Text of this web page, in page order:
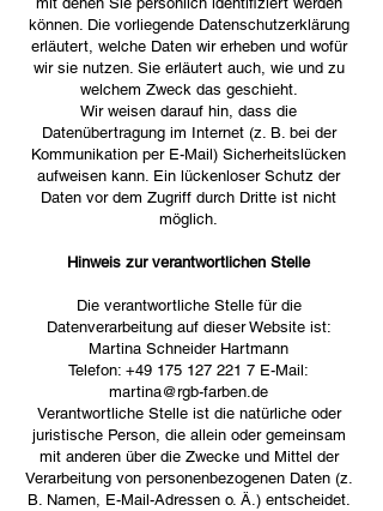
können. Die vorliegende Datenschutzerklärung
erläutert, welche Daten wir erheben und wofür
wir sie nutzen. Sie erläutert auch, wie und zu
welchem Zweck das geschieht.
Wir weisen darauf hin, dass die
Datenübertragung im Internet (z. B. bei der
Kommunikation per E-Mail) Sicherheitslücken
aufweisen kann. Ein lückenloser Schutz der
Daten vor dem Zugriff durch Dritte ist nicht
möglich.
Hinweis zur verantwortlichen Stelle
Die verantwortliche Stelle für die
Datenverarbeitung auf dieser Website ist:
Martina Schneider Hartmann
Telefon: +49 175 127 221 7 E-Mail:
martina@rgb-farben.de
Verantwortliche Stelle ist die natürliche oder
juristische Person, die allein oder gemeinsam
mit anderen über die Zwecke und Mittel der
Verarbeitung von personenbezogenen Daten (z.
B. Namen, E-Mail-Adressen o. Ä.) entscheidet.